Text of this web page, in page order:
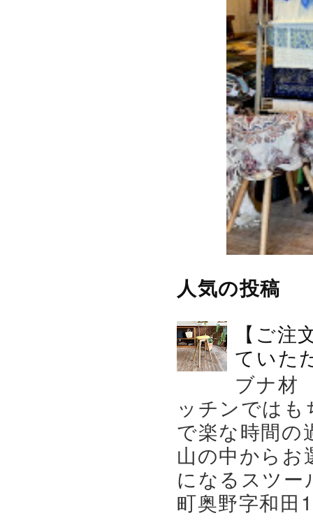
人気の投稿
【ご
ていた
ブナ材
ッチンでは
で楽な時間の
山の中から
になるスツー
町奥野字和